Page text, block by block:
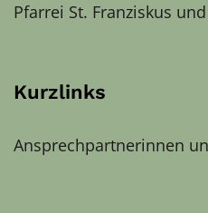
Pfarrei St. Franziskus
Kurzlinks
Ansprechpartnerinnen